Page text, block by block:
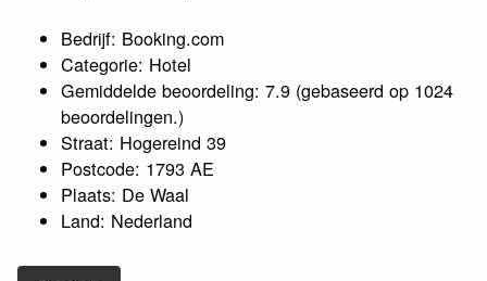
Bedrijf: Booking.com
Categorie: Hotel
Gemiddelde beoordeling: 7.9 (gebaseerd op 1024
beoordelingen.)
Straat: Hogereind 39
Postcode: 1793 AE
Plaats: De Waal
Land: Nederland